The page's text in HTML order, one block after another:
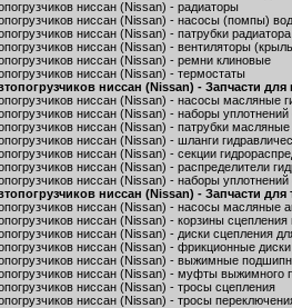
ниссан (Nissan) - радиаторы
ниссан (Nissan) - насосы (помпы)
ниссан (Nissan) - патрубки радиатора
ниссан (Nissan) - вентиляторы
ниссан (Nissan) - ремни клиновые
ниссан (Nissan) - термостаты
ниссан (Nissan) - Запчасти
ниссан (Nissan) - насосы масляные
ниссан (Nissan) - наборы
ниссан (Nissan) - патрубки масляные
ниссан (Nissan) - шланги
ниссан (Nissan) - секции
ниссан (Nissan) - распределители
ниссан (Nissan) - наборы
ниссан (Nissan) - Запчасти
ниссан (Nissan) - насосы масляные
ниссан (Nissan) - корзины сцепления
ниссан (Nissan) - диски сцепления
ниссан (Nissan) - фрикционные
ниссан (Nissan) - выжимные
ниссан (Nissan) - муфты выжимного
ниссан (Nissan) - тросы сцепления
ниссан (Nissan) - тросы